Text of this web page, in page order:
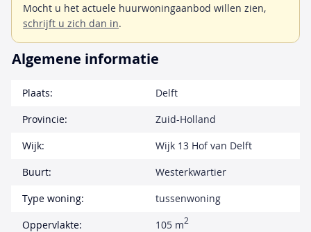
Mocht u het actuele huurwoningaanbod willen zien,
schrijft u zich dan in.
Algemene informatie
Plaats:
Delft
Provincie:
Zuid-Holland
Wijk:
Wijk 13 Hof van Delft
Buurt:
Westerkwartier
Type woning:
tussenwoning
Oppervlakte:
105 m2